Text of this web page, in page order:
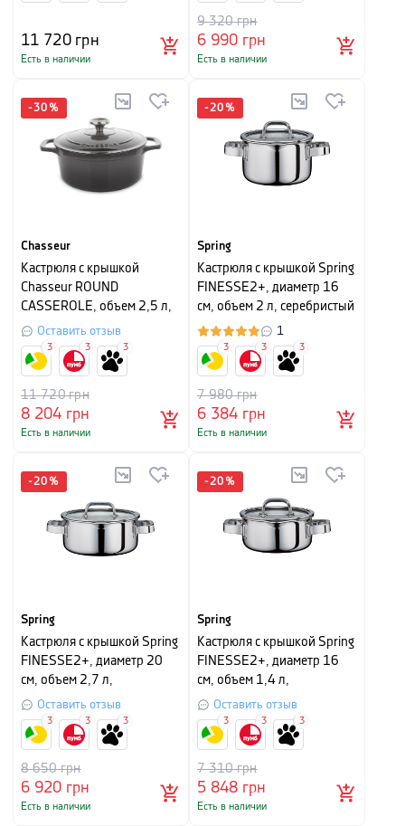
11 720грн
Есть в наличии
6 990 грн
9 320грн
Есть в наличии
-30 %
Chasseur
Кастрюля с крышкой
Chasseur ROUND
CASSEROLE, объем 2,5 л,
черный
Оставить отзыв
8 204 грн
11 720грн
Есть в наличии
3 3 3
-20 %
Spring
Кастрюля с крышкой Spring
FINESSE2+, диаметр 16
см, объем 2 л, серебристый
1
6 384 грн
7 980грн
Есть в наличии
3 3 3
-20 %
Spring
Кастрюля с крышкой Spring
FINESSE2+, диаметр 20
см, объем 2,7 л,
серебристый
Оставить отзыв
6 920 грн
8 650грн
Есть в наличии
3 3 3
-20 %
Spring
Кастрюля с крышкой Spring
FINESSE2+, диаметр 16
см, объем 1,4 л,
серебристый
Оставить отзыв
5 848 грн
7 310грн
Есть в наличии
3 3 3